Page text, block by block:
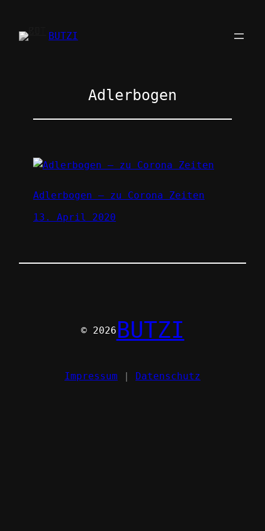
springenBUTZI
Adlerbogen
Adlerbogen – zu Corona Zeiten
13. April 2020
© 2026 BUTZI
Impressum | Datenschutz